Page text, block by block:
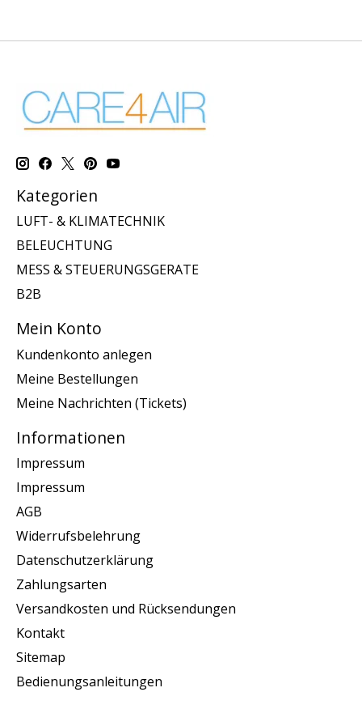
Kategorien
LUFT- & KLIMATECHNIK
BELEUCHTUNG
MESS & STEUERUNGSGERATE
B2B
Mein Konto
Kundenkonto anlegen
Meine Bestellungen
Meine Nachrichten (Tickets)
Informationen
Impressum
Impressum
AGB
Widerrufsbelehrung
Datenschutzerklärung
Zahlungsarten
Versandkosten und Rücksendungen
Kontakt
Sitemap
Bedienungsanleitungen